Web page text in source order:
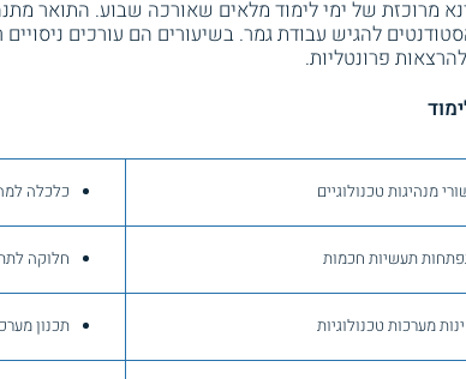
מרוכזת של ימי לימוד מלאים שאורכה שבוע. התואר
להגיש עבודת גמר. בשיעורים הם עורכים
פרונטליות.
מנהיגות טכנולוגיים כלכלה
תעשיות חכמות חלוקה
מערכות טכנולוגיות תכנון